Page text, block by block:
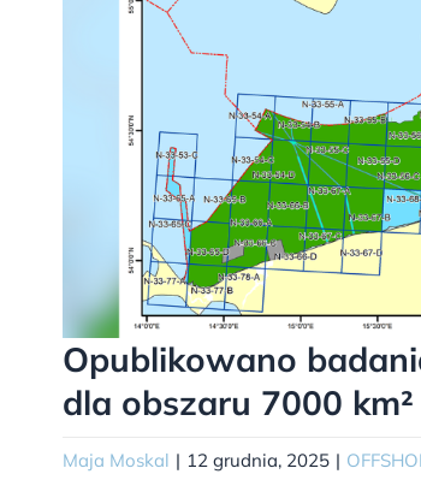
Opublikowano
dla obszaru 7000
Maja Moskal | 12 grudnia, 2025 |